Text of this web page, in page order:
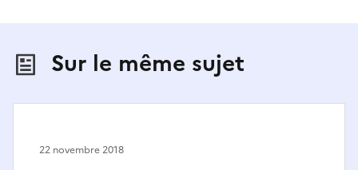
Sur le même sujet
22 novembre 2018